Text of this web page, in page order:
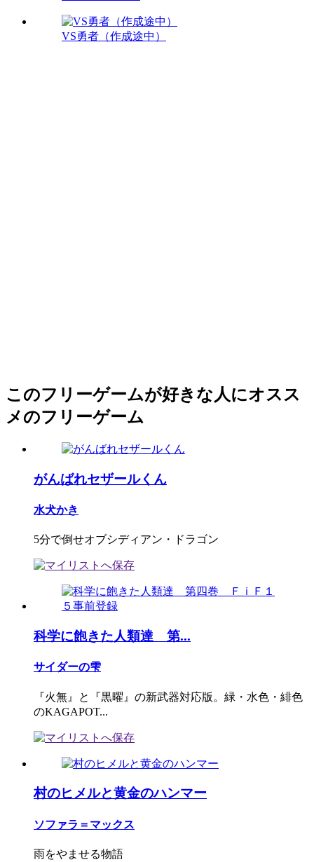
VS勇者（作成途中）
このフリーゲームが好きな人にオスス
メのフリーゲーム
がんばれセザールくん
水犬かき
5分で倒せオブシディアン・ドラゴン
科学に飽きた人類達 第...
サイダーの雫
『火無』と『黒曜』の新武器対応版。緑・水色・緋色
のKAGAPOT...
村のヒメルと黄金のハンマー
ソファラ＝マックス
雨をやませる物語